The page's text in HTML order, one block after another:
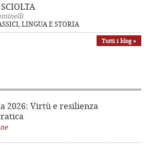
LINGUA E STORIA
Tutti i blog »
2026: Virtù e resilienza